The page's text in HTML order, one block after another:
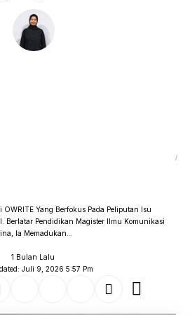
Juli 9, 2026 5:57 Pm
OWRITE Yang Berfokus Pada Peliputan Isu
Berlatar Pendidikan Magister Ilmu Komunikasi
Ia Memadukan...
1 Bulan Lalu